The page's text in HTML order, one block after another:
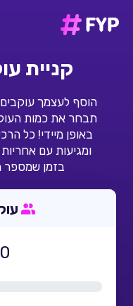
קניית
הוסף לעצמך
תבחר את כמות
באופן מיידי! כל
ומגיעות עם
בזמן שמספר